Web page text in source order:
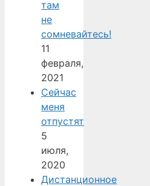
там
не
сомневайтесь!
11
февраля,
2021
Сейчас
меня
отпустят
5
июля,
2020
Дистанционное